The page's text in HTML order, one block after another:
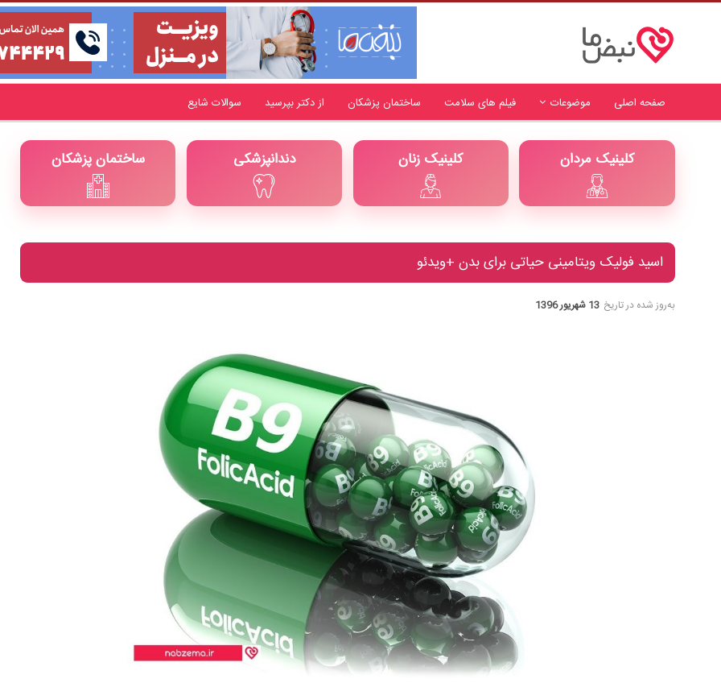
صفحه اصلی موضوعات فیلم های سلامت ساختمان پزشکان از دکتر بپرسید سوالات شایع
ساختمان پزشکان دندانپزشکی کلینیک زنان کلینیک مردان
اسید فولیک ویتامینی حیاتی برای بدن +ویدئو
به‌روز شده در تاریخ 13 شهریور 1396